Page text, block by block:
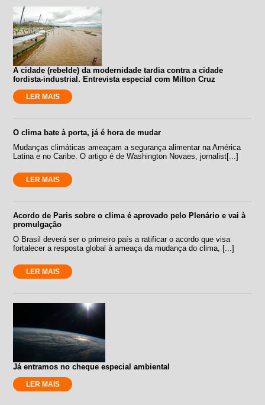
A cidade (rebelde) da modernidade tardia contra a cidade
fordista-industrial. Entrevista especial com Milton Cruz
LER MAIS
O clima bate à porta, já é hora de mudar
Mudanças climáticas ameaçam a segurança alimentar na América
Latina e no Caribe. O artigo é de Washington Novaes, jornalist[...]
LER MAIS
Acordo de Paris sobre o clima é aprovado pelo Plenário e vai à
promulgação
O Brasil deverá ser o primeiro país a ratificar o acordo que visa
fortalecer a resposta global à ameaça da mudança do clima, [...]
LER MAIS
Já entramos no cheque especial ambiental
LER MAIS